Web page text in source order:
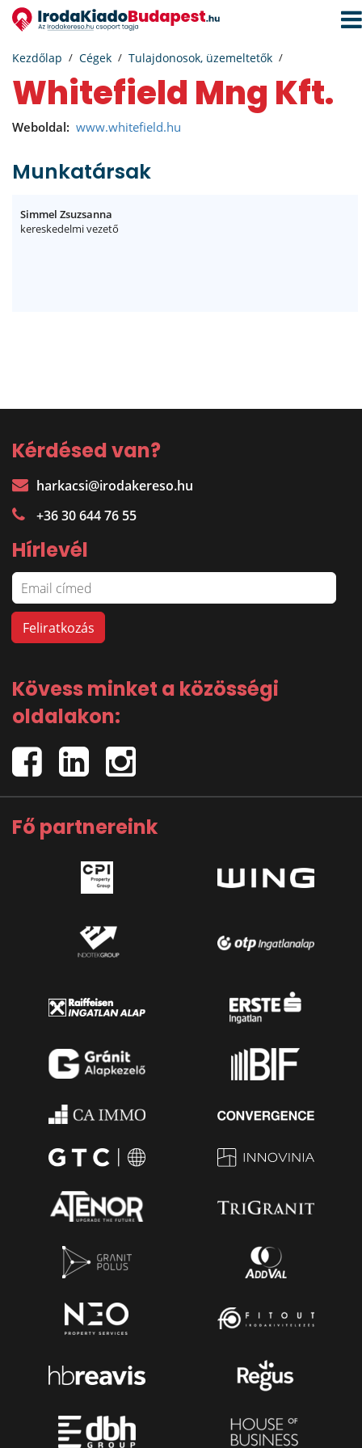
Kezdőlap Cégek Tulajdonosok, üzemeltetők
Whitefield Mng Kft.
Weboldal: www.whitefield.hu
Munkatársak
Simmel Zsuzsanna
kereskedelmi vezető
Kérdésed van?
harkacsi@irodakereso.hu
+36 30 644 76 55
Hírlevél
Kövess minket a közösségi
oldalakon:
Fő partnereink